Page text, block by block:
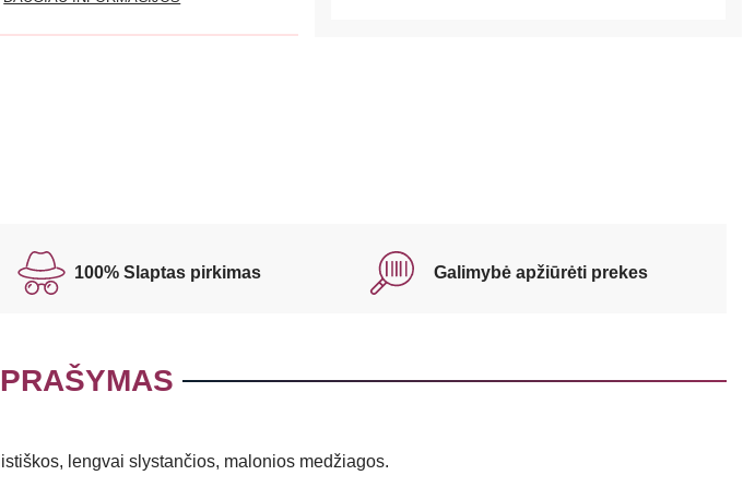
100% Slaptas pirkimas Galimybė apžiūrėti prekes
lengvai slystančios, malonios medžiagos.